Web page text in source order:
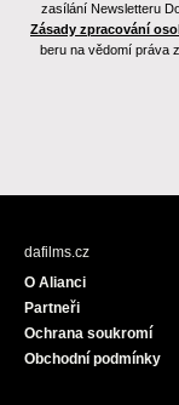
zasílání Newsletteru
Zásady zpracování
beru na vědomí práva
dafilms.cz
O Alianci
Partneři
Ochrana soukromí
Obchodní podmínky